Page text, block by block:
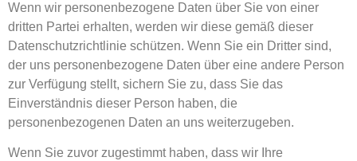
Wenn wir personenbezogene Daten über Sie von einer
dritten Partei erhalten, werden wir diese gemäß dieser
Datenschutzrichtlinie schützen. Wenn Sie ein Dritter sind,
der uns personenbezogene Daten über eine andere Person
zur Verfügung stellt, sichern Sie zu, dass Sie das
Einverständnis dieser Person haben, die
personenbezogenen Daten an uns weiterzugeben.
Wenn Sie zuvor zugestimmt haben, dass wir Ihre